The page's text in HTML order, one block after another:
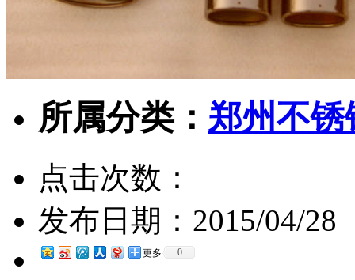
所属分类： 郑州不
点击次数：
发布日期： 2015/04/28
更多 0